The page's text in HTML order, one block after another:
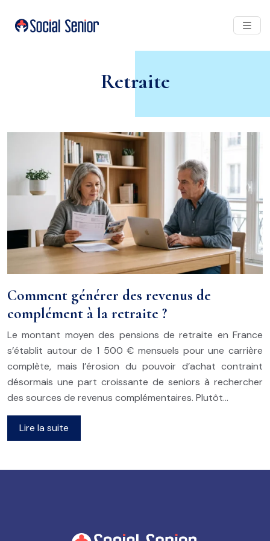
Retraite
Comment générer des revenus de
complément à la retraite ?
Le montant moyen des pensions de retraite en France
s’établit autour de 1 500 € mensuels pour une carrière
complète, mais l’érosion du pouvoir d’achat contraint
désormais une part croissante de seniors à rechercher
des sources de revenus complémentaires. Plutôt…
Lire la suite